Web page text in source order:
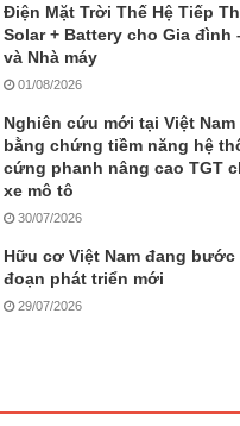
Điện Mặt Trời Thế Hệ Tiếp
Solar + Battery cho Gia đình
và Nhà máy
01/08/2026
Nghiên cứu mới tại Việt
bằng chứng tiềm năng hệ
cứng phanh nâng cao TGT
xe mô tô
30/07/2026
Hữu cơ Việt Nam đang bước
đoạn phát triển mới
29/07/2026